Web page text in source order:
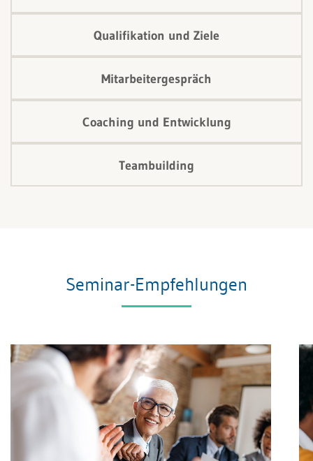
Qualifikation und Ziele
Mitarbeitergespräch
Coaching und Entwicklung
Teambuilding
Seminar-Empfehlungen